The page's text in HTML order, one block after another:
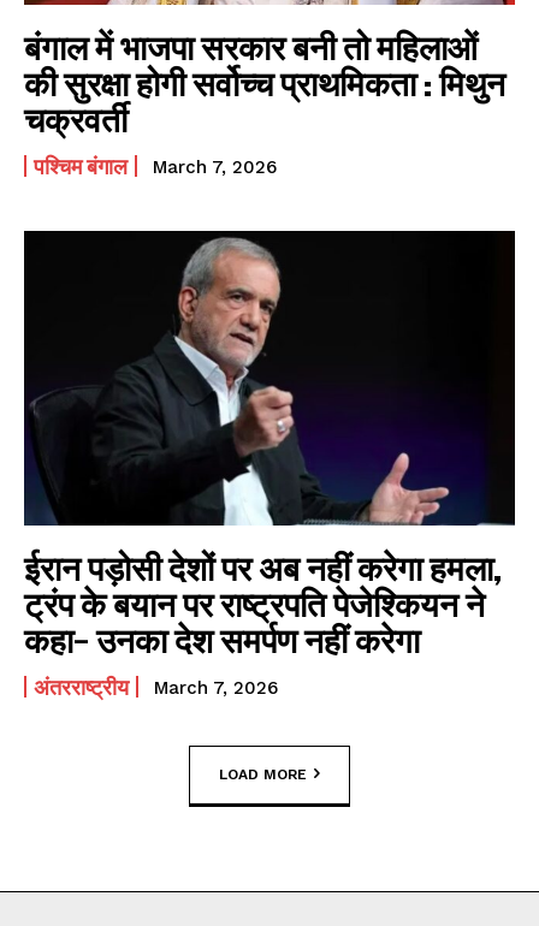
बंगाल में भाजपा सरकार बनी तो महिलाओं
की सुरक्षा होगी सर्वोच्च प्राथमिकता : मिथुन
चक्रवर्ती
पश्चिम बंगाल March 7, 2026
ईरान पड़ोसी देशों पर अब नहीं करेगा हमला,
ट्रंप के बयान पर राष्ट्रपति पेजेश्कियन ने
कहा- उनका देश समर्पण नहीं करेगा
अंतरराष्ट्रीय March 7, 2026
LOAD MORE